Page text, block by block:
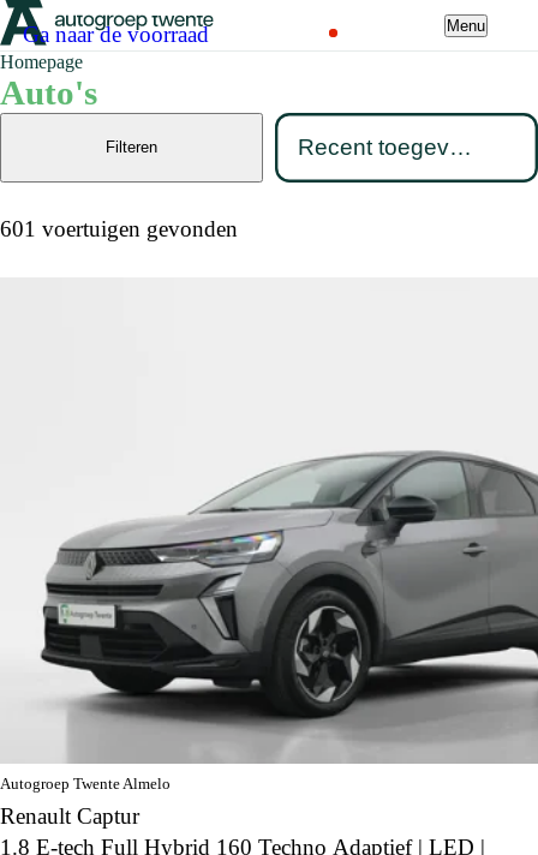
Menu
Homepage
Auto's
Ga naar de voorraad
601 voertuigen gevonden
Filteren
Autogroep Twente Almelo
Renault Captur
1.8 E-tech Full Hybrid 160 Techno Adaptief | LED |